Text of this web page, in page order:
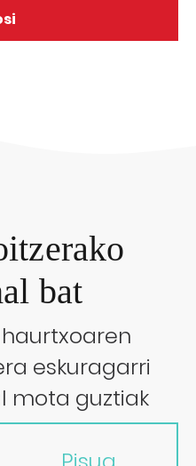
bat
eskuragarri
mota guztiak